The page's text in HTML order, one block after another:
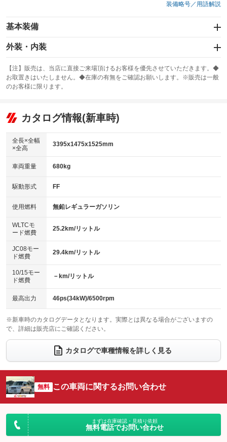
装備略号／用語解説
基本装備
エアバッグ：運転席/助手席/サイド
：装備あり
：装備なし
サンルーフ
：装備なし ABS
リフトアップ
：装備なし
：装備なし
パワーウィンドウ
アイドリングストップ
：装備あり
USB入力端子
：装備なし
100V電源
：装備なし
センターデフロック
：装備なし
電動格納ミラー
：装備あり
外装・内装
カーナビ
：装備なし
TV
：装備なし
ビジュアル
：装備なし
：装備なし
革シート
キーレス
HID(キセノンライト)
：装備なし
バックカメラ
：装備なし
エアロ
：装備なし
：装備なし
パワーシート
ベンチシート
：装備なし
チップアップシート
：装備なし
：装備なし ：装備あり
ウォークスルー
：装備なし
電動リアゲート フロントカメラ
：装備なし
：装備なし ：装備なし
サイドカメラ
：装備なし ルーフレール
：装備なし
：装備なし
：装備なし
【注】販売は、当店に直接ご来場頂けるお客様を優先させていただきます。◆
お取置きはいたしません。◆在庫の有無をご確認お願いします。※販売は一般
のお客様に限ります。
カタログ情報(新車時)
全長×全幅
×全高
3395x1475x1525mm
車両重量 680kg
駆動形式 FF
使用燃料 無鉛レギュラーガソリン
WLTCモ
ード燃費
25.2km/リットル
JC08モー
ド燃費
29.4km/リットル
10/15モー
ド燃費
－km/リットル
最高出力 46ps(34kW)/6500rpm
※新車時のカタログデータとなります。実際とは異なる場合がございますの
で、詳細は販売店にご確認ください。
カタログで車種情報を詳しく見る
無料 この車両に関するお問い合わせ
まずは在庫確認・見積り依頼
無料電話でお問い合わせ